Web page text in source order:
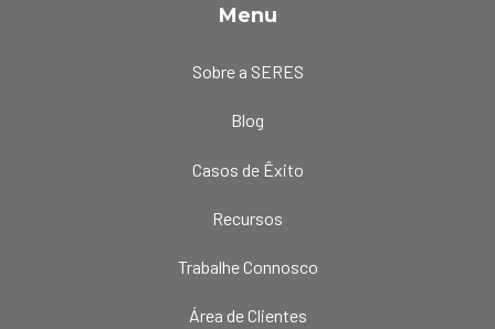
Menu
Sobre a SERES
Blog
Casos de Êxito
Recursos
Trabalhe Connosco
Área de Clientes